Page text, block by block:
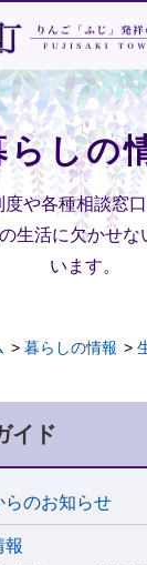
らしの
や各種相談窓
生活に欠かせな
います。
暮らしの情報
イド
らのお知らせ
報